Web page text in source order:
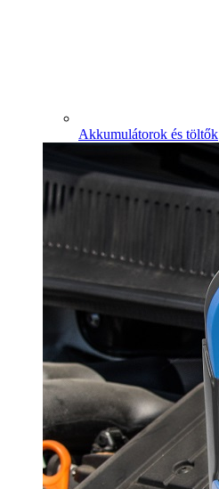
Akkumulátorok és töltők